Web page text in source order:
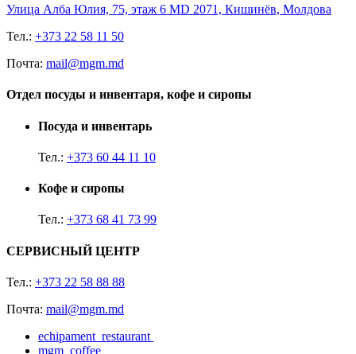
Улица Алба Юлия, 75, этаж 6 MD 2071, Кишинёв, Молдова
Тел.: +373 22 58 11 50
Почта: mail@mgm.md
Отдел посуды и инвентаря, кофе и сиропы
Посуда и инвентарь
Тел.: +373 60 44 11 10
Кофе и сиропы
Тел.: +373 68 41 73 99
СЕРВИСНЫЙ ЦЕНТР
Тел.: +373 22 58 88 88
Почта: mail@mgm.md
echipament_restaurant
mgm_coffee